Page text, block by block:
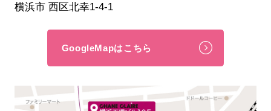
横浜市 西区北幸1-4-1
GoogleMapはこちら